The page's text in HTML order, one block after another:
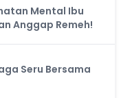
Mental Ibu
Anggap Remeh!
Seru Bersama